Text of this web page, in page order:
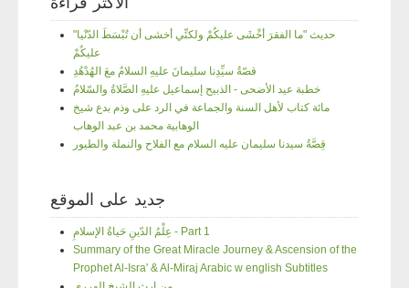
"حديث "ما الفقرَ أخْشَى عليكُمْ ولكنِّي أخشى أن تُبْسَطَ الدّنْيا
عليكُمْ
قصّةُ سيِّدِنا سليمانَ عليهِ السلامُ معَ الهُدْهُدِ
خطبة عيد الأضحى - الذبيح إسماعيل عليهِ الصَّلاةُ والسّلامُ
مائة كتاب لأهل السنة والجماعة في الرد على وذم بدع شيخ
الوهابية محمد بن عبد الوهاب
قِصَّةُ سيدنا سليمان عليه السلام مع الفلاح والنملة والطيور
جديد على الموقع
عِلْمُ الدّينِ حَياةُ الإسلامِ - Part 1
Summary of the Great Miracle Journey & Ascension of the
Prophet Al-Isra' & Al-Miraj Arabic w english Subtitles